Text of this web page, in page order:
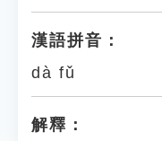
漢語拼音：
dà fǔ
解釋：